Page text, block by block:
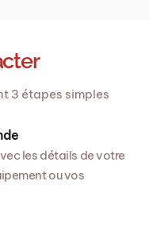
3 étapes simples
les détails de votre
ou vos